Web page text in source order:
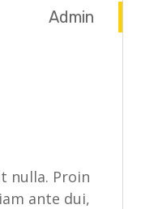
Admin
nulla. Proin
ante dui,